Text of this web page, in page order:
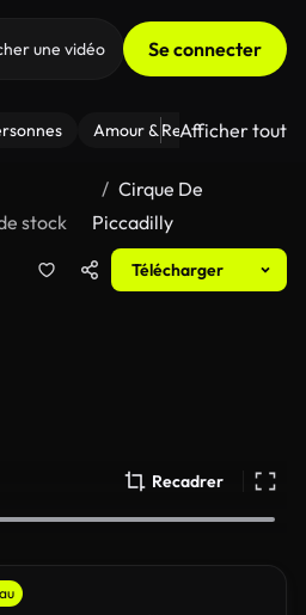
Se connecter
Amour & Relations Le
Afficher tout
stock
Cirque De
Piccadilly
Télécharger
Recadrer